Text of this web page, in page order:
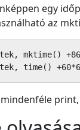
egy
az
mktime()
time()
print,